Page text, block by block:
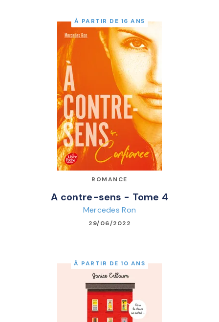
À PARTIR DE 16 ANS
ROMANCE
A contre-sens - Tome 4
Mercedes Ron
29/06/2022
À PARTIR DE 10 ANS